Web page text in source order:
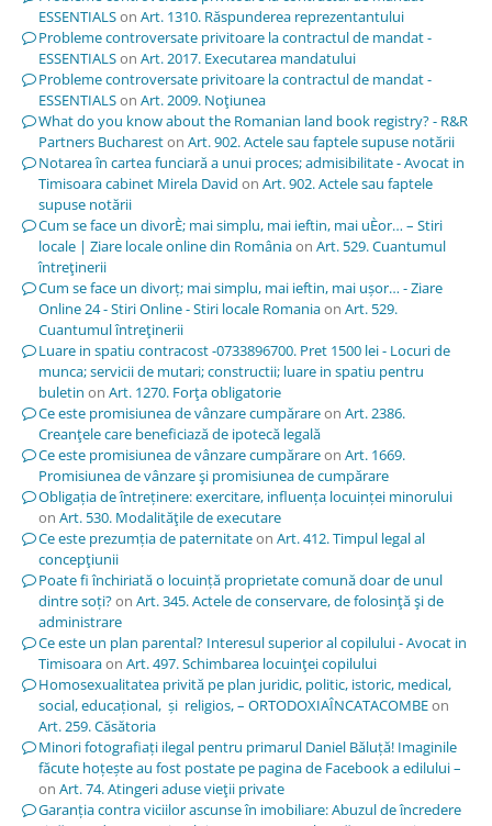
ESSENTIALSon Art. 1310. Răspunderea reprezentantului
Probleme controversate privitoare la contractul de mandat -
ESSENTIALSon Art. 2017. Executarea mandatului
Probleme controversate privitoare la contractul de mandat -
ESSENTIALSon Art. 2009. Noţiunea
What do you know about the Romanian land book registry? - R&R
Partners Buchareston Art. 902. Actele sau faptele supuse notării
Notarea în cartea funciară a unui proces; admisibilitate - Avocat in
Timisoara cabinet Mirela David on Art. 902. Actele sau faptele
supuse notării
Cum se face un divorÈ; mai simplu, mai ieftin, mai uÈor… – Stiri
locale | Ziare locale online din Româniaon Art. 529. Cuantumul
întreţinerii
Cum se face un divorț; mai simplu, mai ieftin, mai ușor… - Ziare
Online 24 - Stiri Online - Stiri locale Romaniaon Art. 529.
Cuantumul întreţinerii
Luare in spatiu contracost -0733896700. Pret 1500 lei - Locuri de
munca; servicii de mutari; constructii; luare in spatiu pentru
buletin on Art. 1270. Forţa obligatorie
Ce este promisiunea de vânzare cumpărareon Art. 2386.
Creanţele care beneficiază de ipotecă legală
Ce este promisiunea de vânzare cumpărareon Art. 1669.
Promisiunea de vânzare şi promisiunea de cumpărare
Obligația de întreținere: exercitare, influența locuinței minorului
on Art. 530. Modalităţile de executare
Ce este prezumția de paternitateon Art. 412. Timpul legal al
concepţiunii
Poate fi închiriată o locuință proprietate comună doar de unul
dintre soți?on Art. 345. Actele de conservare, de folosinţă şi de
administrare
Ce este un plan parental? Interesul superior al copilului - Avocat in
Timisoaraon Art. 497. Schimbarea locuinţei copilului
Homosexualitatea privită pe plan juridic, politic, istoric, medical,
social, educațional, și religios, – ORTODOXIAÎNCATACOMBEon
Art. 259. Căsătoria
Minori fotografiați ilegal pentru primarul Daniel Băluță! Imaginile
făcute hoțește au fost postate pe pagina de Facebook a edilului –
on Art. 74. Atingeri aduse vieţii private
Garanția contra viciilor ascunse în imobiliare: Abuzul de încredere